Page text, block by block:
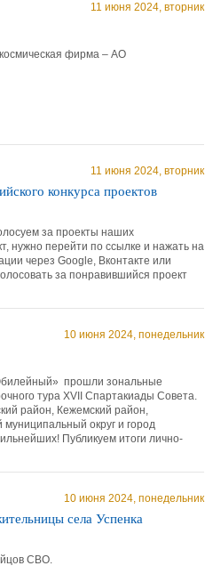
11 июня 2024, вторник
фирма – АО
11 июня 2024, вторник
конкурса проектов
за проекты наших
нужно перейти по ссылке и нажать на
через Google, Вконтакте или
за понравившийся проект
10 июня 2024, понедельник
прошли зональные
тура XVII Спартакиады Совета.
район, Кежемский район,
округ и город
Публикуем итоги лично-
10 июня 2024, понедельник
села Успенка
СВО.